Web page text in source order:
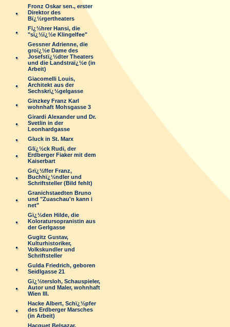
Fronz Oskar sen., erster
Direktor des
Bï¿½rgertheaters
Fï¿½hrer Hansi, die
"sï¿½ï¿½e Klingelfee"
Gessner Adrienne, die
groï¿½e Dame des
Josefstï¿½dter Theaters
und die Landstraï¿½e (in
Arbeit)
Giacomelli Louis,
Architekt aus der
Sechskrï¿½gelgasse
Ginzkey Franz Karl
wohnhaft Mohsgasse 3
Girardi Alexander und Dr.
Svetlin in der
Leonhardgasse
Gluck in St. Marx
Glï¿½ck Rudi, der
Erdberger Fiaker mit dem
Kaiserbart
Grï¿½ffer Franz,
Buchhï¿½ndler und
Schriftsteller (Bild fehlt)
Granichstaedten Bruno
und "Zuaschau'n kann i
net"
Gï¿½den Hilde, die
Koloratursopranistin aus
der Gerlgasse
Gugitz Gustav,
Kulturhistoriker,
Volkskundler und
Schriftsteller
Gulda Friedrich, geboren
Seidlgasse 21
Gï¿½tersloh, Schauspieler,
Autor und Maler, wohnhaft
Wien III.
Hacke Albert, Schï¿½pfer
des Erdberger Marsches
(in Arbeit)
Hacquet Belsazar,